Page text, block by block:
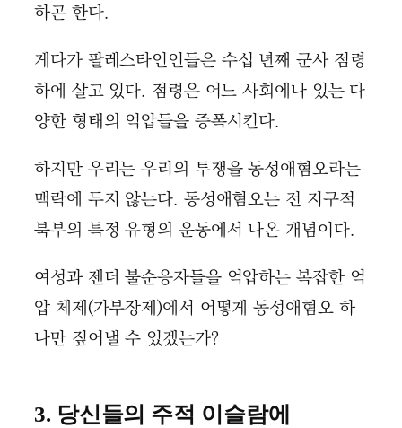
하곤 한다.
게다가 팔레스타인인들은 수십 년째 군사 점령
하에 살고 있다. 점령은 어느 사회에나 있는 다
양한 형태의 억압들을 증폭시킨다.
하지만 우리는 우리의 투쟁을 동성애혐오라는
맥락에 두지 않는다. 동성애혐오는 전 지구적
북부의 특정 유형의 운동에서 나온 개념이다.
여성과 젠더 불순응자들을 억압하는 복잡한 억
압 체제(가부장제)에서 어떻게 동성애혐오 하
나만 짚어낼 수 있겠는가?
3. 당신들의 주적 이슬람에